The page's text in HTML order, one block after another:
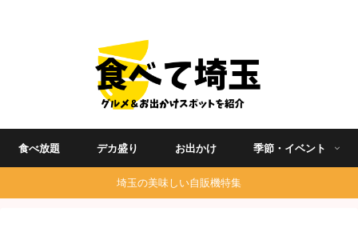
食べ放題 デカ盛り お出かけ 季節・イベント
埼玉の美味しい自販機特集